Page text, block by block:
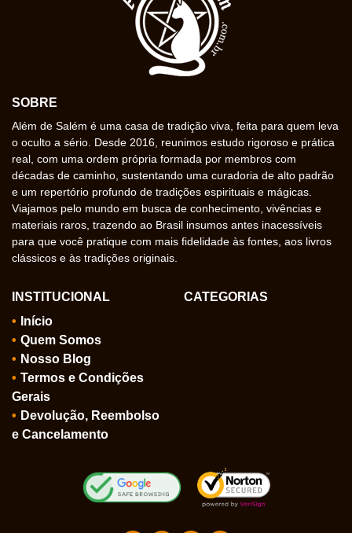
SOBRE
Além de Salém é uma casa de tradição viva, feita para quem leva
o oculto a sério. Desde 2016, reunimos estudo rigoroso e prática
real, com uma ordem própria formada por membros com
décadas de caminho, sustentando uma curadoria de alto padrão
e um repertório profundo de tradições espirituais e mágicas.
Viajamos pelo mundo em busca de conhecimento, vivências e
materiais raros, trazendo ao Brasil insumos antes inacessíveis
para que você pratique com mais fidelidade às fontes, aos livros
clássicos e às tradições originais.
INSTITUCIONAL
Início
Quem Somos
Nosso Blog
Termos e Condições
Gerais
Devolução, Reembolso
e Cancelamento
CATEGORIAS